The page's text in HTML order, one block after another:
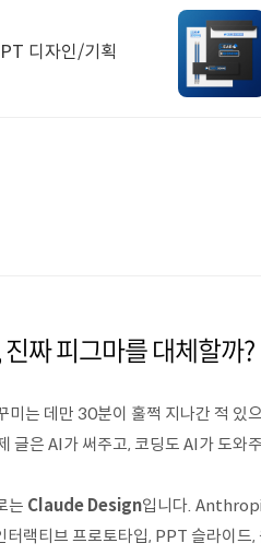
디자인/기획
짜 피그마를 대체할까?
는 데만 30분이 훌쩍 지나간 적 있
글은 AI가 써주고, 코딩도 AI가 도와
는 Claude Design입니다.
랙티브 프로토타입, PPT 슬라이드,